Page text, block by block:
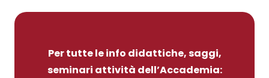
Per tutte le info didattiche, saggi,
seminari attività dell’Accademia: